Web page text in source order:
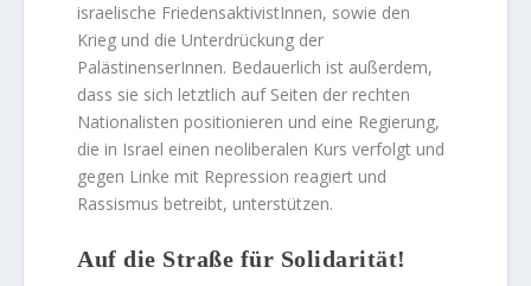
israelische FriedensaktivistInnen, sowie den
Krieg und die Unterdrückung der
PalästinenserInnen. Bedauerlich ist außerdem,
dass sie sich letztlich auf Seiten der rechten
Nationalisten positionieren und eine Regierung,
die in Israel einen neoliberalen Kurs verfolgt und
gegen Linke mit Repression reagiert und
Rassismus betreibt, unterstützen.
Auf die Straße für Solidarität!